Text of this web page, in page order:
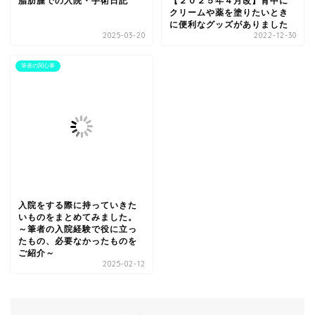
2025-03-20
クリームや薬を塗りたいとき
に便利なグッズがありました
2022-12-30
筆者の関心事
入院をする際に持っていきた
いものをまとめてみました。
～筆者の入院経験で役に立っ
たもの、必要なかったものを
ご紹介～
2025-02-12